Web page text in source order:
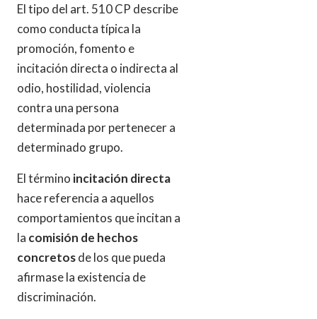
El tipo del art. 510 CP describe
como conducta típica la
promoción, fomento e
incitación directa o indirecta al
odio, hostilidad, violencia
contra una persona
determinada por pertenecer a
determinado grupo.
El término incitación directa
hace referencia a aquellos
comportamientos que incitan a
la comisión de hechos
concretosde los que pueda
afirmase la existencia de
discriminación.